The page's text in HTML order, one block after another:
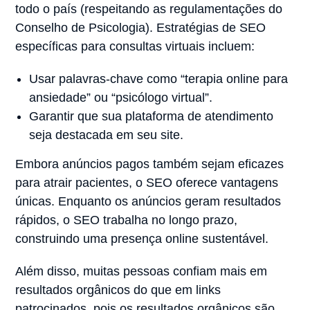
todo o país (respeitando as regulamentações do
Conselho de Psicologia). Estratégias de SEO
específicas para consultas virtuais incluem:
Usar palavras-chave como “terapia online para
ansiedade” ou “psicólogo virtual”.
Garantir que sua plataforma de atendimento
seja destacada em seu site.
Embora anúncios pagos também sejam eficazes
para atrair pacientes, o SEO oferece vantagens
únicas. Enquanto os anúncios geram resultados
rápidos, o SEO trabalha no longo prazo,
construindo uma presença online sustentável.
Além disso, muitas pessoas confiam mais em
resultados orgânicos do que em links